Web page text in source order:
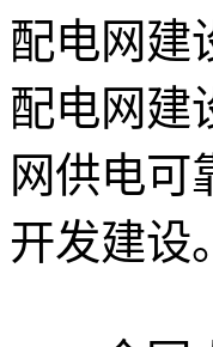
配电网建
配电网建
网供电可
开发建设。